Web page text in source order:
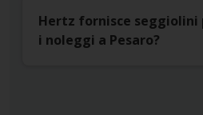
Hertz fornisce seggiolini
i noleggi a Pesaro?